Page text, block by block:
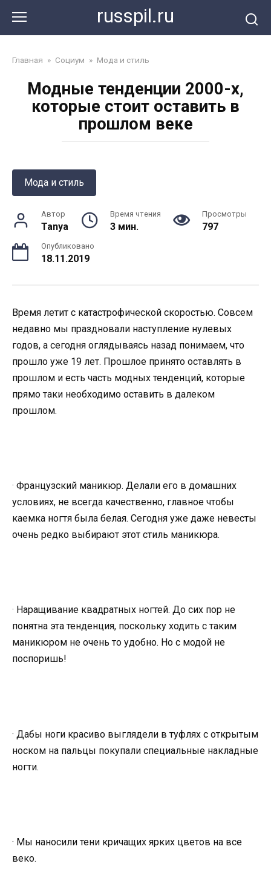
контенту
russpil.ru
Главная » Социум » Мода и стиль
Модные тенденции 2000-х,
которые стоит оставить в
прошлом веке
Мода и стиль
Автор
Tanya
Время чтения
3 мин.
Просмотры
797
Опубликовано
18.11.2019
Время летит с катастрофической скоростью. Совсем
недавно мы праздновали наступление нулевых
годов, а сегодня оглядываясь назад понимаем, что
прошло уже 19 лет. Прошлое принято оставлять в
прошлом и есть часть модных тенденций, которые
прямо таки необходимо оставить в далеком
прошлом.
· Французский маникюр. Делали его в домашних
условиях, не всегда качественно, главное чтобы
каемка ногтя была белая. Сегодня уже даже невесты
очень редко выбирают этот стиль маникюра.
· Наращивание квадратных ногтей. До сих пор не
понятна эта тенденция, поскольку ходить с таким
маникюром не очень то удобно. Но с модой не
поспоришь!
· Дабы ноги красиво выглядели в туфлях с открытым
носком на пальцы покупали специальные накладные
ногти.
· Мы наносили тени кричащих ярких цветов на все
веко.